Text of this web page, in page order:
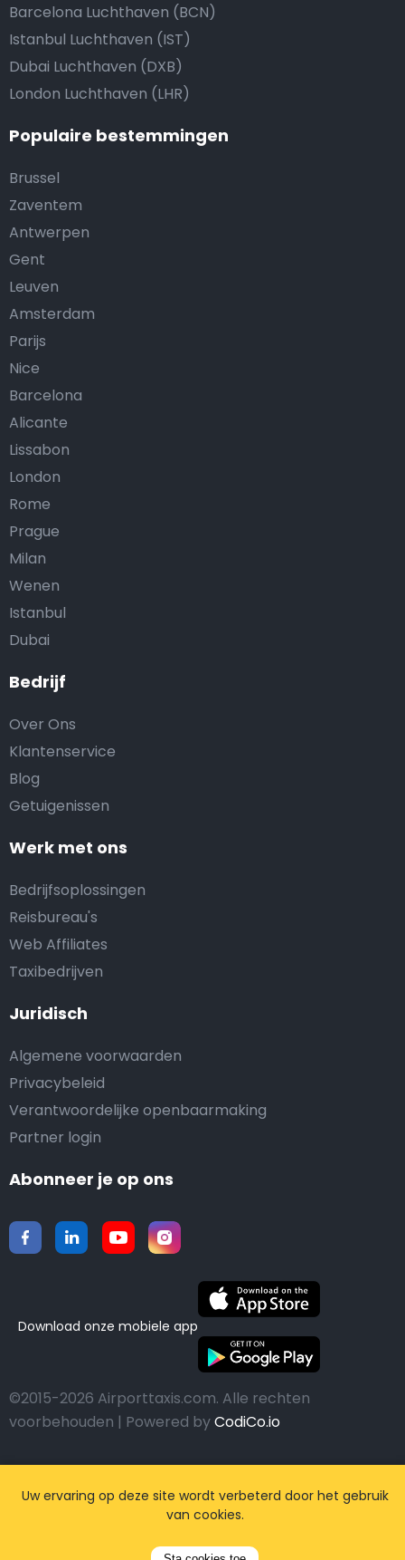
Bedrijf
Over Ons
Klantenservice
Blog
Getuigenissen
Werk met ons
Bedrijfsoplossingen
Reisbureau's
Web Affiliates
Taxibedrijven
Juridisch
Algemene voorwaarden
Privacybeleid
Verantwoordelijke openbaarmaking
Partner login
Barcelona Luchthaven (BCN)
Istanbul Luchthaven (IST)
Dubai Luchthaven (DXB)
London Luchthaven (LHR)
Populaire bestemmingen
Brussel
Zaventem
Antwerpen
Gent
Leuven
Amsterdam
Parijs
Nice
Barcelona
Alicante
Lissabon
London
Rome
Prague
Milan
Wenen
Istanbul
Dubai
Abonneer je op ons
Download onze mobiele app
©2015-2026 Airporttaxis.com. Alle rechten
voorbehouden | Powered byCodiCo.io
Uw ervaring op deze site wordt verbeterd door het gebruik
van cookies.